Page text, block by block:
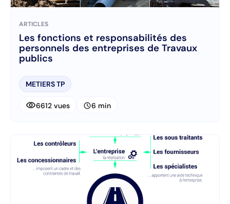
ARTICLES
Les fonctions et responsabilités des
personnels des entreprises de Travaux
publics
METIERS TP
visibility6612 vues schedule6 min